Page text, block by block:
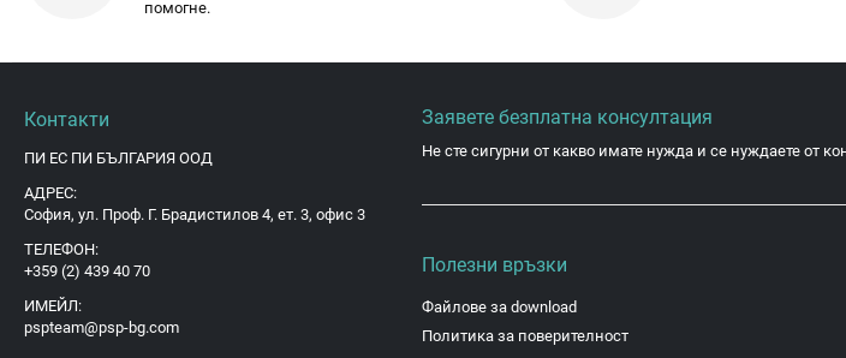
помогне.
Контакти
ПИ ЕС ПИ БЪЛГАРИЯ ООД
АДРЕС:
София, ул. Проф. Г. Брадистилов 4, ет. 3, офис 3
ТЕЛЕФОН:
+359 (2) 439 40 70
ИМЕЙЛ:
pspteam@psp-bg.com
Заявете безплатна консултация
Не сте сигурни от какво имате нужда и се нуждаете от
Полезни връзки
Файлове за download
Политика за поверителност